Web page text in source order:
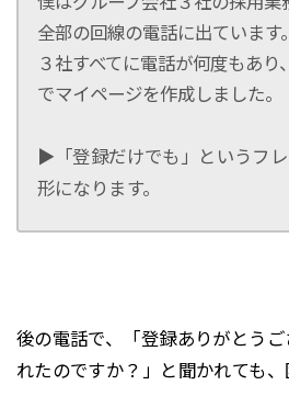
全部の回線の電話に出ています。
３社すべてに電話が何度もあり
でマイページを作成しました。
▶「登録だけでも」というフ
形になります。
後の電話で、「登録ありがとう
れたのですか？」と聞かれても、